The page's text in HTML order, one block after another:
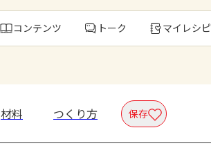
コンテンツ トーク マイレシピ
材料 つくり方 保存